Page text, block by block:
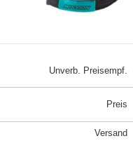
Unverb. Preisempf.
Preis
Versand